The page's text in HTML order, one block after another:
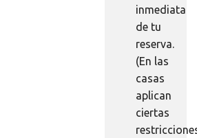
inmediata
de tu
reserva.
(En las
casas
aplican
ciertas